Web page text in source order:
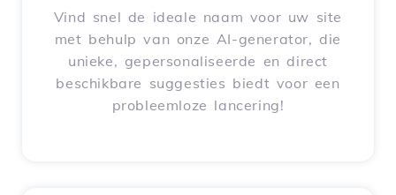
Vind snel de ideale naam voor uw site
met behulp van onze AI-generator, die
unieke, gepersonaliseerde en direct
beschikbare suggesties biedt voor een
probleemloze lancering!